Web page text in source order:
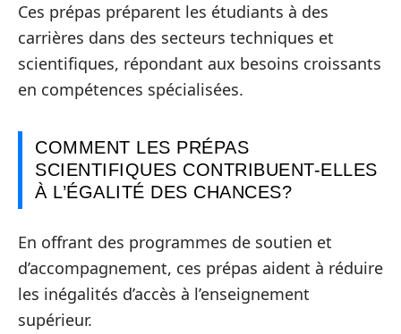
Ces prépas préparent les étudiants à des
carrières dans des secteurs techniques et
scientifiques, répondant aux besoins croissants
en compétences spécialisées.
COMMENT LES PRÉPAS
SCIENTIFIQUES CONTRIBUENT-ELLES
À L’ÉGALITÉ DES CHANCES?
En offrant des programmes de soutien et
d’accompagnement, ces prépas aident à réduire
les inégalités d’accès à l’enseignement
supérieur.